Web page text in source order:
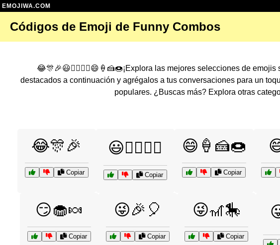
EMOJIWA.COM
Códigos de Emoji de Funny Combos
😂🎊🎉😃🏄‍♂️🏊‍♀️😄🍦🍰🍩¡Explora las mejores selecciones de
destacados a continuación y agrégalos a tus conversaciones para un
populares. ¿Buscas más? Explora otras
😂🎊🎉
Copiar
😃🏄‍♂️🏊‍♀️
Copiar
😄🍦🍰🍩
Copiar
😏🧁🍬
Copiar
😜🎉🎈
Copiar
😜🎢🎠
Copiar